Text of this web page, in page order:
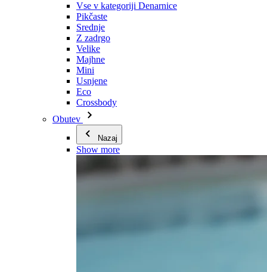
Vse v kategoriji Denarnice
Pikčaste
Srednje
Z zadrgo
Velike
Majhne
Mini
Usnjene
Eco
Crossbody
Obutev
Nazaj
Show more